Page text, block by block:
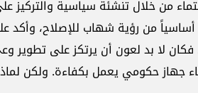
من خلال تنشئة سياسية والتركيز
أساسياً من رؤية شهاب للإصلاح،
فكان لا بد لعون أن يرتكز على تطوير
جهاز حكومي يعمل بكفاءة. ولكن